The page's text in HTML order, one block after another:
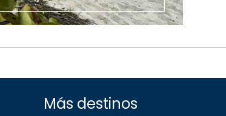
Más destinos